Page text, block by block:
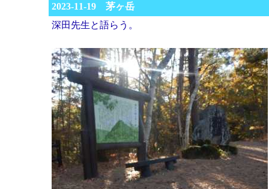
2023-11-19 茅ヶ岳
深田先生と語らう。